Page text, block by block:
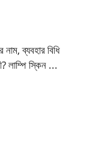
ব্যবহার বিধি
লাম্পি স্কিন ...